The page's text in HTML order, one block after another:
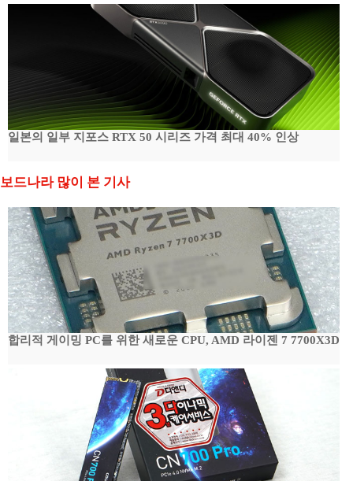
일본의 일부 지포스 RTX 50 시리즈 가격 최대 40% 인상
보드나라 많이 본 기사
합리적 게이밍 PC를 위한 새로운 CPU, AMD 라이젠 7 7700X3D